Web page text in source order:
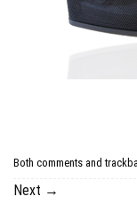
Both comments and
Next →